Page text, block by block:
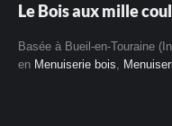
Le Bois aux mille
Basée à Bueil-en-Touraine
en Menuiserie bois,